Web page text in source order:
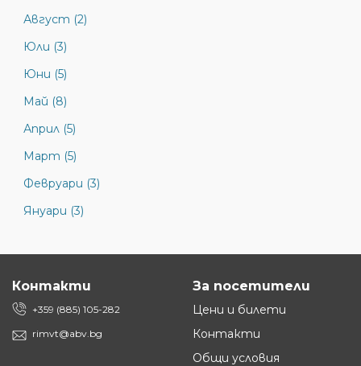
Август (2)
Юли (3)
Юни (5)
Май (8)
Април (5)
Март (5)
Февруари (3)
Януари (3)
Контакти
+359 (885) 105-282
rimvt@abv.bg
За посетители
Цени и билети
Контакти
Общи условия